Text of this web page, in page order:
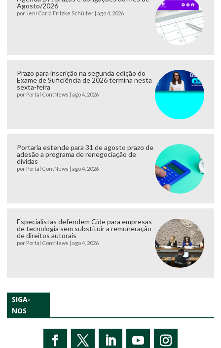
Agosto/2026
por Jeni Carla Fritzke Schülter | ago 4, 2026
Prazo para inscrição na segunda edição do
Exame de Suficiência de 2026 termina nesta
sexta-feira
por Portal ContNews | ago 4, 2026
Portaria estende para 31 de agosto prazo de
adesão a programa de renegociação de
dívidas
por Portal ContNews | ago 4, 2026
Especialistas defendem Cide para empresas
de tecnologia sem substituir a remuneração
de direitos autorais
por Portal ContNews | ago 4, 2026
SIGA-
NOS